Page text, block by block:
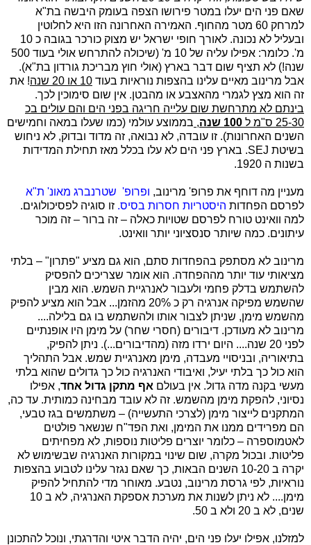
שאם פני הים יעלו במטר פירושו הצפה בעומק היבשה בת"א
למרחק 60 מטר מהחוף. האמירה האחרונה הזו היא לחלוטין
ובעליל לא נכונה. לאורך חופי ישראל יש מצוק כורכר בגובה כ 10
מ'. כלומר: אפילו עליה של 10 מ' (שיכולה להתרחש אולי בעוד 500
שנה!) לא תציף שום דבר בארץ (אולי חוץ מבריכת גורדון בת"א).
אבל מרינוב מאיים עלינו בהצפות נוראיות בעוד 10 או 20 שנה
! את
זה הוא מצץ לגמרי מהאצבע או מהבטן. אין שום סימוכין לכך.
בינתם לא מתרחשת שום עלייה חריגה בפני הים והם עולים בכ
25-30 ס"מ ל
100 שנה , בממוצע עולמי (כמו שעלו במאה וחמישים
השנים האחרונות). זו עובדה, לא נבואה, זה מדוד ובדוק, לא ניחוש
בשיטת SEJ. בארץ פני הים לא עלו בכלל מאז תחילת המדידות
בשנות ה 1920.
מעניין מה דוחף את פרופ' מרינוב, ופרופ' שטרנברג מאונ' ת"א
לפרסם הפחדות היסטריות חסרות בסיס. זו סוגיה לפסיכולוגים.
למה וואינט טורח לפרסם שטויות כאלה – זה ברור – זה מוכר
עיתונים. כמה שיותר סנסציוני יותר וואינט.
מרינוב לא מסתפק בהפחדות סתם, הוא גם מציע "פתרון" – בלתי
מציאותי עוד יותר מההפחדה. הוא אומר שצריכים להפסיק
להשתמש בדלק פחמי ולעבור לאנרגיית השמש. הוא מבין
שהשמש מפיקה אנרגיה רק כ 20% מהזמן... אבל הוא מציע להפיק
מהשמש מימן, שניתן לצבור אותו ולהשתמש בו גם בלילה....
מרינוב לא מעודכן. דיבורים (חסרי שחר) על מימן היו אופנתיים
לפני 20 שנה.... היום ירדו מזה (מהדיבורים...). ניתן להפיק,
בתיאוריה, ובניסויי מעבדה, מימן מאנרגיית שמש. אבל התהליך
הוא כול כך בלתי יעיל, ואיבודי האנרגיה כול כך גדולים שהוא בלתי
מעשי בקנה מדה גדול. אין בעולם אף מתקן גדול אחד, אפילו
נסיוני, להפקת מימן מהשמש. זה לא עובד מבחינה כמותית. עד כה,
המתקנים לייצור מימן (לצרכי התעשייה) – משתמשים בגז טבעי,
הם מפרידים ממנו את המימן, ואת הפד"ח שנשאר פולטים
לאטמוספרה – כלומר יוצרים פליטות נוספות, לא מפחיתים
פליטות. ובכול מקרה, שום שינוי במקורות האנרגיה שבשימוש לא
יקרה ב 10-20 השנים הבאות, כך שאם נגזר עלינו לטבוע בהצפות
נוראיות, לפי גרסת מרינוב, נטבע. מאוחר מדי להתחיל להפיק
מימן.... לא ניתן לשנות את מערכת אספקת האנרגיה, לא ב 10
שנים, לא ב 20 ולא ב 50.
למזלנו, אפילו יעלו פני הים, יהיה הדבר איטי והדרגתי, ונוכל להתכונן